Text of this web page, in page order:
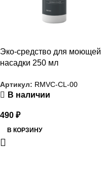
Эко-средство для моющей
насадки 250 мл
Артикул: RMVC-CL-00
В наличии
490 ₽
В КОРЗИНУ